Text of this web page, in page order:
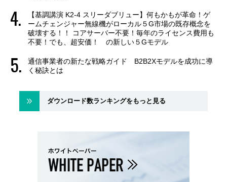
【基調講演 K2-4 スリーダブリュー】何もかもが革命！ゲ
ームチェンジャー無線機がローカル５G市場の既存概念を
破壊する！！ コアサーバー不要！毎年のライセンス費用も
不要！でも、超安価！ の新しい５Gモデル
通信事業者の新たな戦略ガイド B2B2Xモデルを成功に導
く秘訣とは
ダウンロード数ランキングをもっと見る